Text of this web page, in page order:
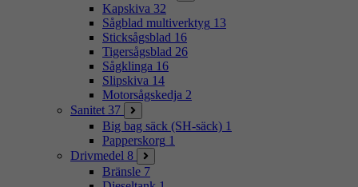
Kapskiva 32
Sågblad multiverktyg 13
Sticksågsblad 16
Tigersågsblad 26
Sågklinga 16
Slipskiva 14
Motorsågskedja 2
Sanitet 37
Big bag säck (SH-säck) 1
Papperskorg 1
Drivmedel 8
Bränsle 7